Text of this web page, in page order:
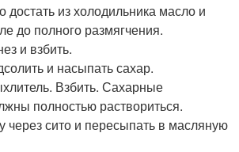
достать из холодильника масло и
до полного размягчения.
и взбить.
и насыпать сахар.
Взбить. Сахарные
полностью раствориться.
через сито и пересыпать в масляную